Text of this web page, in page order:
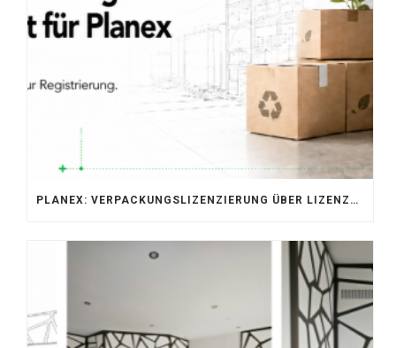
PLANEX: VERPACKUNGSLIZENZIERUNG ÜBER LIZENZERO & LUCID 2026